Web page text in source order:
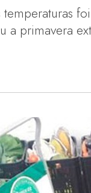
primavera